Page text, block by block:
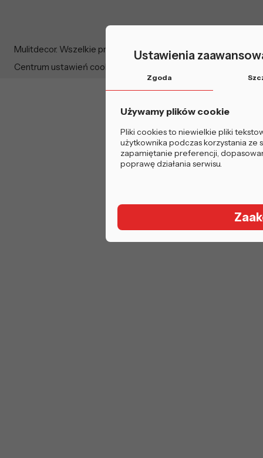
Mulitdecor. Wszelkie prawa zastrzeżone.
Centrum ustawień cookie
Ustawienia
Zgoda
Używamy plików cookie
Pliki cookies to niewielkie pliki
użytkownika podczas korzystania ze
zapamiętanie preferencji,
poprawę działania serwisu.